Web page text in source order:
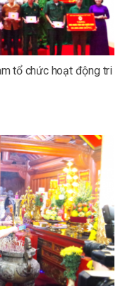
tổ chức hoạt động tri